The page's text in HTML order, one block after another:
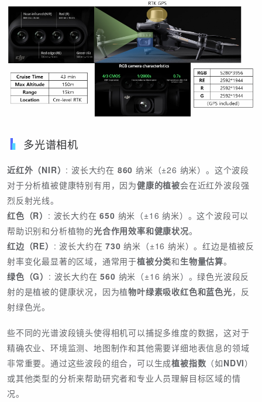
多光谱相机
近红外（NIR） : 波长大约在 860 纳米（±26 纳米）。这个波段
对于分析植被健康特别有用，因为健康的植被会在近红外波段强
烈反射光线。
红色（R） : 波长大约在650 纳米（±16 纳米）。这个波段可以
帮助识别和分析植物的光合作用效率和健康状况。
红边（RE） : 波长大约在730 纳米（±16 纳米）。红边是植被反
射率变化最显著的区域，通常用于植被分类和生物量估算。
绿色（G） : 波长大约在560 纳米（±16 纳米）。绿色光波段反
射的是植被的健康状况，因为植物叶绿素吸收红色和蓝色光，反
射绿色光。
些不同的光谱波段镜头使得相机可以捕捉多维度的数据，这对于
精确农业、环境监测、地图制作和其他需要详细地表信息的领域
非常重要。通过这些波段的组合，可以生成植被指数 （如NDVI）
或其他类型的分析来帮助研究者和专业人员理解目标区域的情
况。